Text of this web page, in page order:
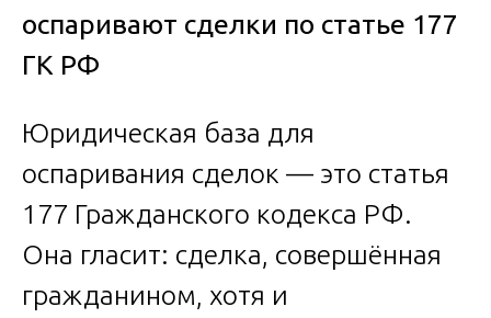
оспаривают сделки по статье 177
ГК РФ
Юридическая база для
оспаривания сделок — это статья
177 Гражданского кодекса РФ.
Она гласит: сделка, совершённая
гражданином, хотя и